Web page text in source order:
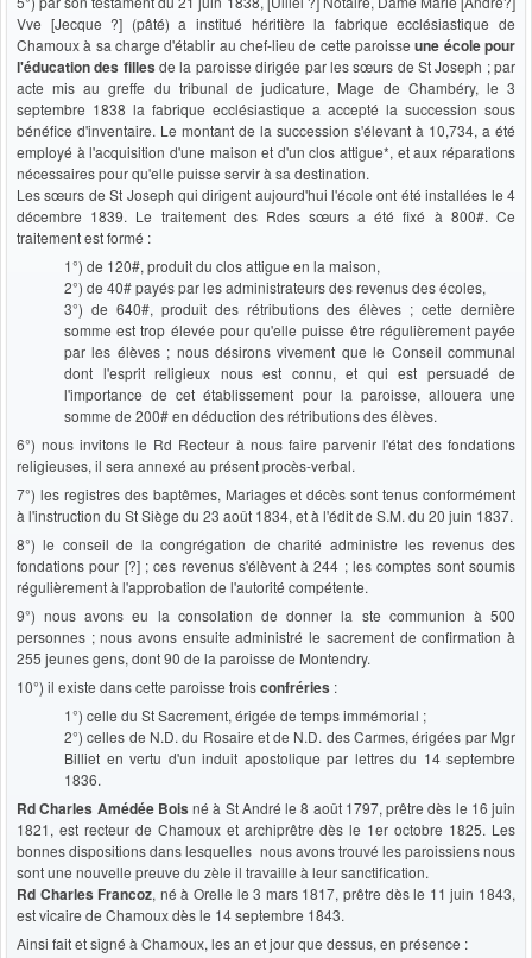
Vve [Jecque ?] (pâté) a institué héritière la fabrique ecclésiastique de
Chamoux à sa charge d'établir au chef-lieu de cette paroisseune école pour
l'éducation des filles de la paroisse dirigée par les sœurs de St Joseph ; par
acte mis au greffe du tribunal de judicature, Mage de Chambéry, le 3
septembre 1838 la fabrique ecclésiastique a accepté la succession sous
bénéfice d'inventaire. Le montant de la succession s'élevant à 10,734, a été
employé à l'acquisition d'une maison et d'un clos attigue*, et aux réparations
nécessaires pour qu'elle puisse servir à sa destination.
Les sœurs de St Joseph qui dirigent aujourd'hui l'école ont été installées le 4
décembre 1839. Le traitement des Rdes sœurs a été fixé à 800#. Ce
traitement est formé :
1°) de 120#, produit du clos attigue en la maison,
2°) de 40# payés par les administrateurs des revenus des écoles,
3°) de 640#, produit des rétributions des élèves ; cette dernière
somme est trop élevée pour qu'elle puisse être régulièrement payée
par les élèves ; nous désirons vivement que le Conseil communal
dont l'esprit religieux nous est connu, et qui est persuadé de
l'importance de cet établissement pour la paroisse, allouera une
somme de 200# en déduction des rétributions des élèves.
6°) nous invitons le Rd Recteur à nous faire parvenir l'état des fondations
religieuses, il sera annexé au présent procès-verbal.
7°) les registres des baptêmes, Mariages et décès sont tenus conformément
à l'instruction du St Siège du 23 août 1834, et à l'édit de S.M. du 20 juin 1837.
8°) le conseil de la congrégation de charité administre les revenus des
fondations pour [?] ; ces revenus s'élèvent à 244 ; les comptes sont soumis
régulièrement à l'approbation de l'autorité compétente.
9°) nous avons eu la consolation de donner la ste communion à 500
personnes ; nous avons ensuite administré le sacrement de confirmation à
255 jeunes gens, dont 90 de la paroisse de Montendry.
10°) il existe dans cette paroisse troisconfréries :
1°) celle du St Sacrement, érigée de temps immémorial ;
2°) celles de N.D. du Rosaire et de N.D. des Carmes, érigées par Mgr
Billiet en vertu d'un induit apostolique par lettres du 14 septembre
1836.
Rd Charles Amédée Bois né à St André le 8 août 1797, prêtre dès le 16 juin
1821, est recteur de Chamoux et archiprêtre dès le 1er octobre 1825. Les
bonnes dispositions dans lesquelles nous avons trouvé les paroissiens nous
sont une nouvelle preuve du zèle il travaille à leur sanctification.
Rd Charles Francoz, né à Orelle le 3 mars 1817, prêtre dès le 11 juin 1843,
est vicaire de Chamoux dès le 14 septembre 1843.
Ainsi fait et signé à Chamoux, les an et jour que dessus, en présence :